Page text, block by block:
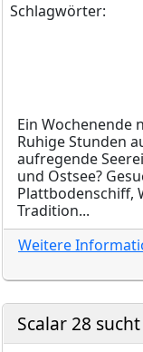
Schlagwörter:
Ein Wochenende
Ruhige Stunden
aufregende
und Ostsee?
Plattbodenschiff,
Tradition...
Weitere
Scalar 28